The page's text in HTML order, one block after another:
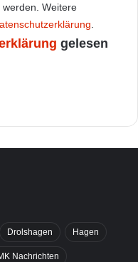
Weitere
gelesen
Drolshagen Hagen
Nachrichten